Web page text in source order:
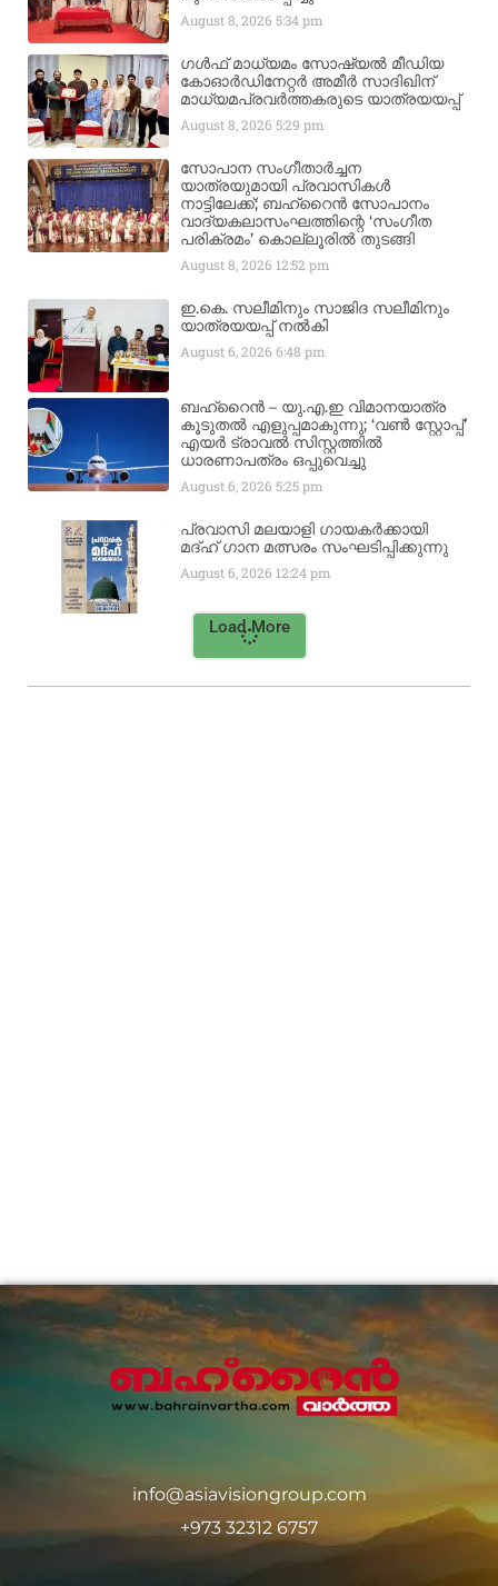
August 8, 20265:34 pm
ഗൾഫ് മാധ്യമം സോഷ്യൽ മീഡിയ
കോഓർഡിനേറ്റർ അമീർ സാദിഖിന്
മാധ്യമപ്രവർത്തകരുടെ യാത്രയയപ്പ്
August 8, 20265:29 pm
സോപാന സംഗീതാർച്ചന
യാത്രയുമായി പ്രവാസികൾ
നാട്ടിലേക്ക്; ബഹ്‌റൈൻ സോപാനം
വാദ്യകലാസംഘത്തിന്റെ ‘സംഗീത
പരിക്രമം’ കൊല്ലൂരിൽ തുടങ്ങി
August 8, 2026 12:52 pm
ഇ.കെ. സലീമിനും സാജിദ സലീമിനും
യാത്രയയപ്പ് നൽകി
August 6, 20266:48 pm
ബഹ്‌റൈൻ – യു.എ.ഇ വിമാനയാത്ര
കൂടുതൽ എളുപ്പമാകുന്നു; ‘വൺ സ്റ്റോപ്പ്’
എയർ ട്രാവൽ സിസ്റ്റത്തിൽ
ധാരണാപത്രം ഒപ്പുവെച്ചു
August 6, 20265:25 pm
പ്രവാസി മലയാളി ഗായകർക്കായി
മദ്ഹ് ഗാന മത്സരം സംഘടിപ്പിക്കുന്നു
August 6, 2026 12:24 pm
Load More
info@asiavisiongroup.com
+973 32312 6757